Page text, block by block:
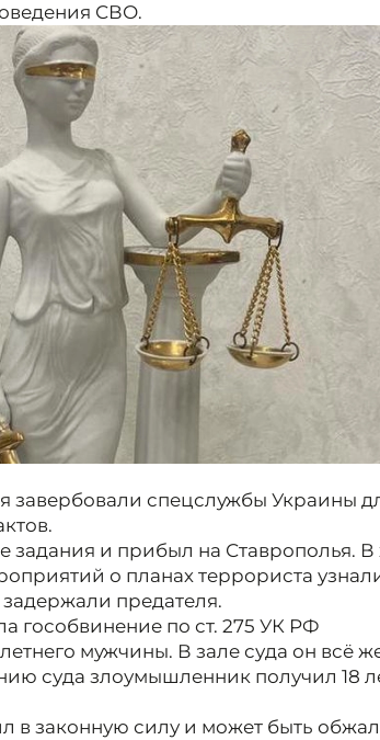
СВО.
завербовали спецслужбы Украины
задания и прибыл на Ставрополья. В
о планах террориста
предателя.
гособвинение по ст. 275 УК РФ
мужчины. В зале суда он всё
суда злоумышленник получил 18
в законную силу и может быть